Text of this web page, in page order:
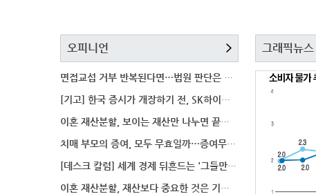
오피니언
면접교섭 거부 반복된다면…법원 판단은 달라질까
[기고] 한국 증시가 개장하기 전, SK하이닉스 가격은
이혼 재산분할, 보이는 재산만 나누면 끝일까…숨겨진 자
치매 부모의 증여, 모두 무효일까…증여무효 분쟁에서 법
[데스크 칼럼] 세계 경제 뒤흔드는 '그들만의 언어'
이혼 재산분할, 재산보다 중요한 것은 기여도 입증
그래픽뉴스